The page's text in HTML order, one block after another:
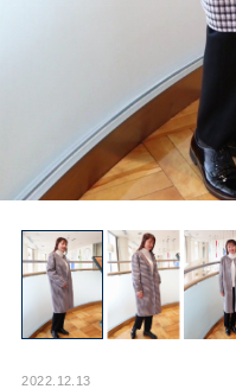
2022.12.13